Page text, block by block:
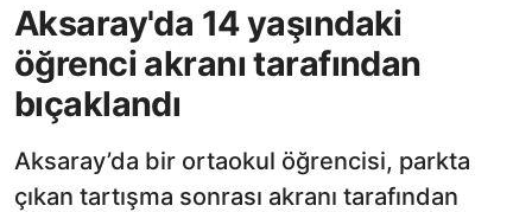
Aksaray'da 14 yaşındaki
öğrenci akranı tarafından
bıçaklandı
Aksaray’da bir ortaokul öğrencisi, parkta
çıkan tartışma sonrası akranı tarafından